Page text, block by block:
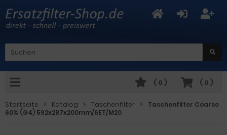
( 0 )
( 0 )
Startseite Katalog Taschenfilter
Taschenfilter Coarse
60% (G4) 592x287x200mm/6ET/M20